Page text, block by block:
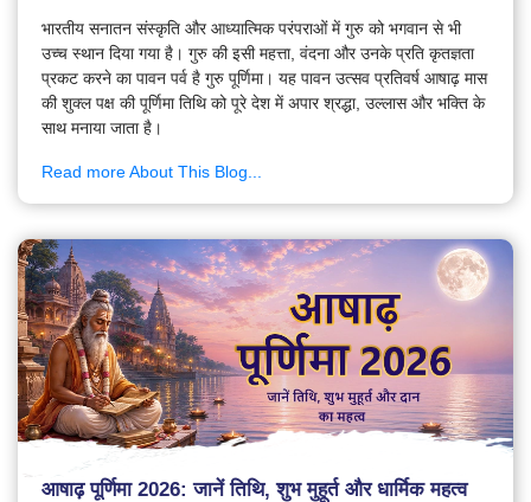
भारतीय सनातन संस्कृति और आध्यात्मिक परंपराओं में गुरु को भगवान से भी
उच्च स्थान दिया गया है। गुरु की इसी महत्ता, वंदना और उनके प्रति कृतज्ञता
प्रकट करने का पावन पर्व है गुरु पूर्णिमा। यह पावन उत्सव प्रतिवर्ष आषाढ़ मास
की शुक्ल पक्ष की पूर्णिमा तिथि को पूरे देश में अपार श्रद्धा, उल्लास और भक्ति के
साथ मनाया जाता है।
Read more About This Blog...
आषाढ़ पूर्णिमा 2026: जानें तिथि, शुभ मुहूर्त और धार्मिक महत्व